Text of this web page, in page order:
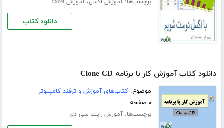
برچسب‌ها: آموزش اکسل، آموزش Excel
دانلود کتاب
دانلود کتاب آموزش کار با برنامه Clone CD
موضوع:کتاب‌های آموزش و ترفند کامپیوتر
۰ صفحه
برچسب‌ها:آموزش رایت سی دی